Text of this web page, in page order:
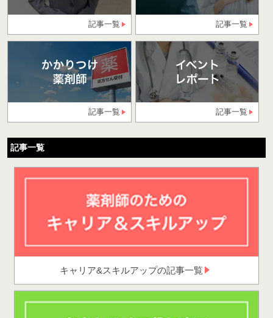
記事一覧 記事一覧
記事一覧 記事一覧
記事一覧
キャリア&スキルアップの記事一覧